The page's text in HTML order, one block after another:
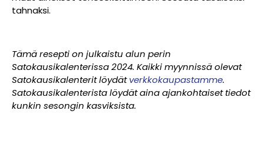
tahnaksi.
Tämä resepti on julkaistu alun perin
Satokausikalenterissa 2024. Kaikki myynnissä olevat
Satokausikalenterit löydätverkkokaupastamme.
Satokausikalenterista löydät aina ajankohtaiset tiedot
kunkin sesongin kasviksista.